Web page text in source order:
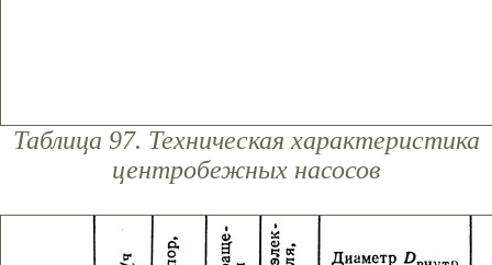
Таблица 97. Техническая характеристика
центробежных насосов